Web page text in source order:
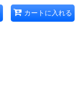
カートに入れる